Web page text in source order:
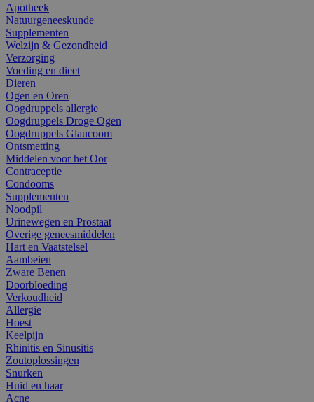
Apotheek
Natuurgeneeskunde
Supplementen
Welzijn & Gezondheid
Verzorging
Voeding en dieet
Dieren
Ogen en Oren
Oogdruppels allergie
Oogdruppels Droge Ogen
Oogdruppels Glaucoom
Ontsmetting
Middelen voor het Oor
Contraceptie
Condooms
Supplementen
Noodpil
Urinewegen en Prostaat
Overige geneesmiddelen
Hart en Vaatstelsel
Aambeien
Zware Benen
Doorbloeding
Verkoudheid
Allergie
Hoest
Keelpijn
Rhinitis en Sinusitis
Zoutoplossingen
Snurken
Huid en haar
Acne